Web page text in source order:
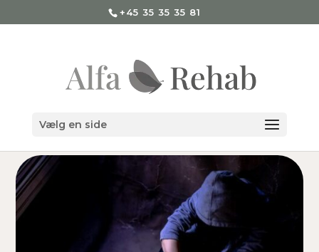
+45 35 35 35 81
Vælg en side